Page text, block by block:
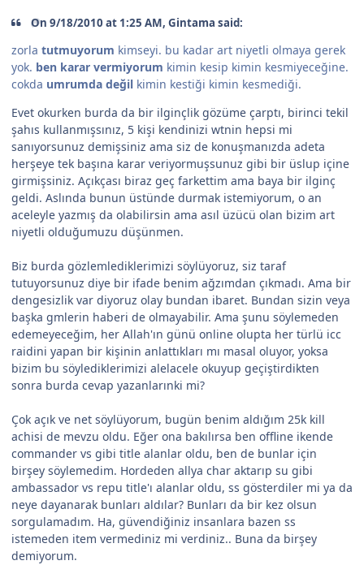
On 9/18/2010 at 1:25 AM, Gintama said:
zorla tutmuyorum kimseyi. bu kadar art niyetli olmaya gerek
yok. ben karar vermiyorum kimin kesip kimin kesmiyeceğine.
cokda umrumda değil kimin kestiği kimin kesmediği.
Evet okurken burda da bir ilginçlik gözüme çarptı, birinci tekil
şahıs kullanmışsınız, 5 kişi kendinizi wtnin hepsi mi
sanıyorsunuz demişsiniz ama siz de konuşmanızda adeta
herşeye tek başına karar veriyormuşsunuz gibi bir üslup içine
girmişsiniz. Açıkçası biraz geç farkettim ama baya bir ilginç
geldi. Aslında bunun üstünde durmak istemiyorum, o an
aceleyle yazmış da olabilirsin ama asıl üzücü olan bizim art
niyetli olduğumuzu düşünmen.
Biz burda gözlemlediklerimizi söylüyoruz, siz taraf
tutuyorsunuz diye bir ifade benim ağzımdan çıkmadı. Ama bir
dengesizlik var diyoruz olay bundan ibaret. Bundan sizin veya
başka gmlerin haberi de olmayabilir. Ama şunu söylemeden
edemeyeceğim, her Allah'ın günü online olupta her türlü icc
raidini yapan bir kişinin anlattıkları mı masal oluyor, yoksa
bizim bu söylediklerimizi alelacele okuyup geçiştirdikten
sonra burda cevap yazanlarınki mi?
Çok açık ve net söylüyorum, bugün benim aldığım 25k kill
achisi de mevzu oldu. Eğer ona bakılırsa ben offline ikende
commander vs gibi title alanlar oldu, ben de bunlar için
birşey söylemedim. Hordeden allya char aktarıp su gibi
ambassador vs repu title'ı alanlar oldu, ss gösterdiler mi ya da
neye dayanarak bunları aldılar? Bunları da bir kez olsun
sorgulamadım. Ha, güvendiğiniz insanlara bazen ss
istemeden item vermediniz mi verdiniz.. Buna da birşey
demiyorum.